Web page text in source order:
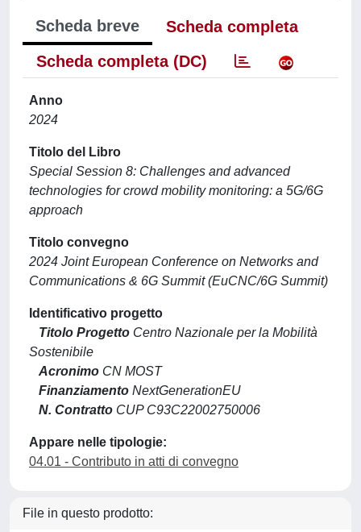
Scheda breve
Scheda completa
Scheda completa (DC)
Anno
2024
Titolo del Libro
Special Session 8: Challenges and advanced
technologies for crowd mobility monitoring: a 5G/6G
approach
Titolo convegno
2024 Joint European Conference on Networks and
Communications & 6G Summit (EuCNC/6G Summit)
Identificativo progetto
Titolo Progetto Centro Nazionale per la Mobilità
Sostenibile
Acronimo CN MOST
Finanziamento NextGenerationEU
N. Contratto CUP C93C22002750006
Appare nelle tipologie:
04.01 - Contributo in atti di convegno
File in questo prodotto: